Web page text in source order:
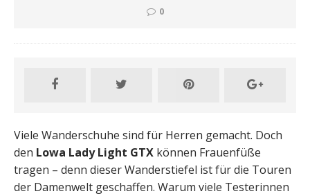
0
Viele Wanderschuhe sind für Herren gemacht. Doch
den Lowa Lady Light GTX können Frauenfüße
tragen – denn dieser Wanderstiefel ist für die Touren
der Damenwelt geschaffen. Warum viele Testerinnen